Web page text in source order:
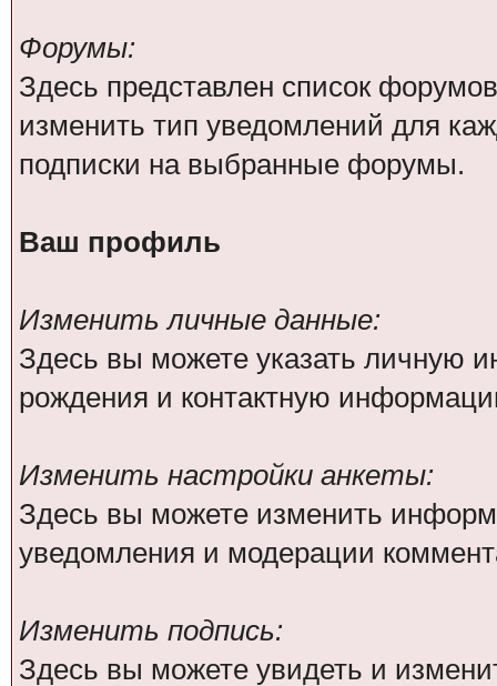
Форумы:
Здесь представлен список
изменить тип уведомлений для
подписки на выбранные форумы.
Ваш профиль
Изменить личные данные:
Здесь вы можете указать личную
рождения и контактную
Изменить настройки анкеты:
Здесь вы можете изменить
уведомления и модерации
Изменить подпись:
Здесь вы можете увидеть и